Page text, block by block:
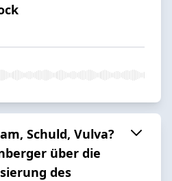
Schuld, Vulva?
über die
des